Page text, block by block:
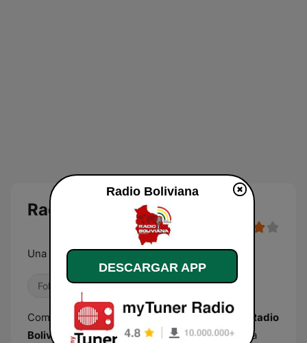
Radio Boliviana
Una puerta abierta
Folk
Como un espejo de la rica tradición boliviana,
Radio
Bolivianase erige como la compañera perfecta
Radio Boliviana
DESCARGAR APP